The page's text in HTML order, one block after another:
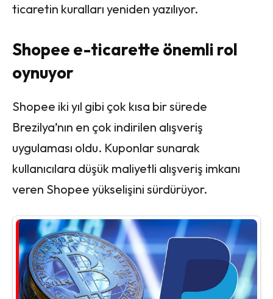
ticaretin kuralları yeniden yazılıyor.
Shopee e-ticarette önemli rol
oynuyor
Shopee iki yıl gibi çok kısa bir sürede
Brezilya’nın en çok indirilen alışveriş
uygulaması oldu. Kuponlar sunarak
kullanıcılara düşük maliyetli alışveriş imkanı
veren Shopee yükselişini sürdürüyor.